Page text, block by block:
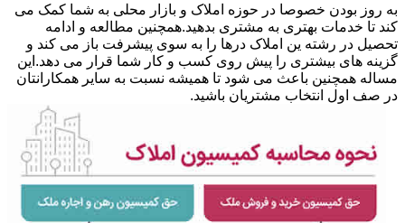
به روز بودن خصوصا در حوزه املاک و بازار محلی به شما کمک می
کند تا خدمات بهتری به مشتری بدهید.همچنین مطالعه و ادامه
تحصیل در رشته ین املاک درها را به سوی پیشرفت باز می کند و
گزینه های بیشتری را پیش روی کسب و کار شما قرار می دهد.این
مساله همچنین باعث می شود تا همیشه نسبت به سایر همکارانتان
در صف اول انتخاب مشتریان باشید.